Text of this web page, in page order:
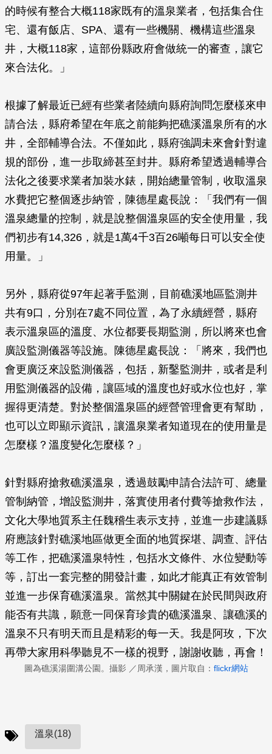
的時候有整合大概118家既有的溫泉業者，包括集合住
宅、還有飯店、SPA、還有一些機關、機構這些溫泉
井，大概118家，這部份縣政府會做統一的審查，讓它
來合法化。」
根據了解最近已經有些業者陸續向縣府詢問怎麼樣來申
請合法，縣府希望在年底之前能夠把礁溪溫泉所有的水
井，全部輔導合法。不僅如此，縣府強調未來會針對違
規的部份，進一步取締甚至封井。縣府希望透過輔導合
法化之後要求業者加裝水錶，開始總量管制，收取溫泉
水費把它整個逐步納管，陳德星處長說：「我們有一個
溫泉總量的控制，就是說整個溫泉區的安全使用量，我
們初步有14,326，就是1萬4千3百26噸每日可以安全使
用量。」
另外，縣府從97年起著手監測，目前礁溪地區監測井
共有9口，分別在7處不同位置，為了永續經營，縣府
表示溫泉區的溫度、水位都要長期監測，所以將來也會
廣設監測儀器等設施。陳德星處長說：「將來，我們也
會更廣泛來設監測儀器，包括，新鑿監測井，或者是利
用監測儀器的設備，讓區域的溫度也好或水位也好，掌
握得更清楚。對於整個溫泉區的經營管理會更有幫助，
也可以立即顯示資訊，讓溫泉業者知道現在的使用量是
怎麼樣？溫度變化怎麼樣？」
針對縣府搶救礁溪溫泉，透過鼓勵申請合法許可、總量
管制納管，增設監測井，落實使用者付費等搶救作法，
文化大學地質系主任魏稽生表示支持，並進一步建議縣
府應該針對礁溪地區做更全面的地質探堪、調查、評估
等工作，把礁溪溫泉特性，包括水文條件、水位變動等
等，訂出一套完整的開發計畫，如此才能真正有效管制
並進一步保育礁溪溫泉。當然其中關鍵在於民間與政府
能否有共識，願意一同保育珍貴的礁溪溫泉、讓礁溪的
溫泉不只有明天而且是精彩的每一天。我是阿玫，下次
再帶大家用科學聽見不一樣的視野，謝謝收聽，再會！
圖為礁溪湯圍溝公園。攝影 ／周承漢，圖片取自： flickr網站
溫泉(18)